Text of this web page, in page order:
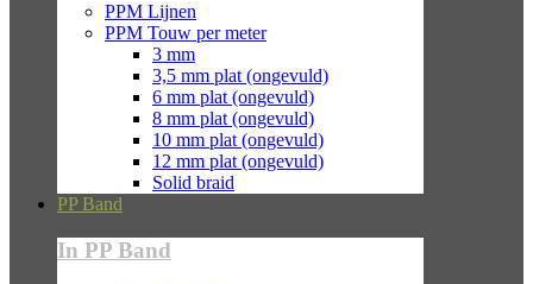
PPM Lijnen
PPM Touw per meter
3 mm
3,5 mm plat (ongevuld)
6 mm plat (ongevuld)
8 mm plat (ongevuld)
10 mm plat (ongevuld)
12 mm plat (ongevuld)
Solid braid
PP Band
In PP Band